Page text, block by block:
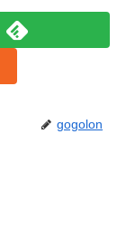
gogolon